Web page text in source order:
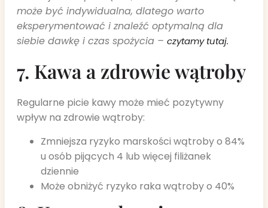
może być indywidualna, dlatego warto
eksperymentować i znaleźć optymalną dla
siebie dawkę i czas spożycia – czytamy tutaj.
7. Kawa a zdrowie wątroby
Regularne picie kawy może mieć pozytywny
wpływ na zdrowie wątroby:
Zmniejsza ryzyko marskości wątroby o 84%
u osób pijących 4 lub więcej filiżanek
dziennie
Może obniżyć ryzyko raka wątroby o 40%